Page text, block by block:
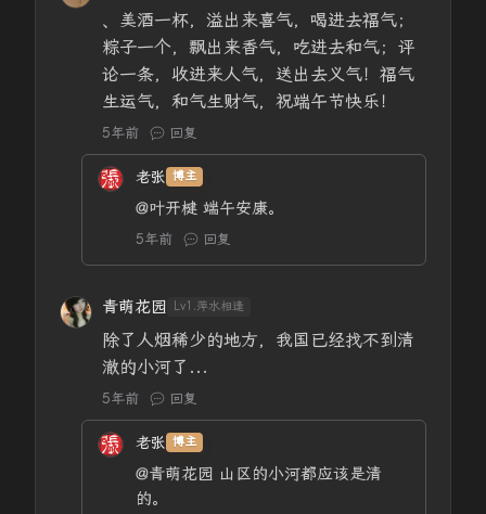
、美酒一杯，溢出来喜气，喝进去福气；
粽子一个，飘出来香气，吃进去和气；评
论一条，收进来人气，送出去义气！福气
生运气，和气生财气，祝端午节快乐！
5年前 回复
老张 博主
@叶开楗 端午安康。
5年前 回复
青萌花园 Lv1.萍水相逢
除了人烟稀少的地方，我国已经找不到清
澈的小河了...
5年前 回复
老张 博主
@青萌花园 山区的小河都应该是清
的。